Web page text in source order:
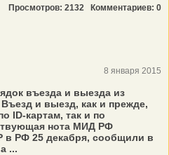
Просмотров: 2132 Комментариев: 0
8 января 2015
въезда и выезда из
и выезд, как и прежде,
ID-картам, так и по
нота МИД РФ
в РФ 25 декабря, сообщили в
...